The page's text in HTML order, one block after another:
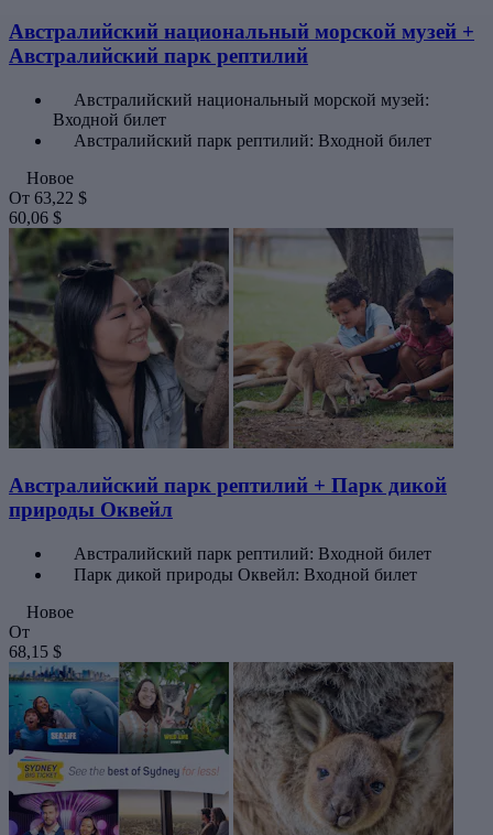
Австралийский национальный морской музей +
Австралийский парк рептилий
Австралийский национальный морской музей:
Входной билет
Австралийский парк рептилий: Входной билет
Новое
От 63,22 $
60,06 $
Австралийский парк рептилий + Парк дикой
природы Оквейл
Австралийский парк рептилий: Входной билет
Парк дикой природы Оквейл: Входной билет
Новое
От
68,15 $